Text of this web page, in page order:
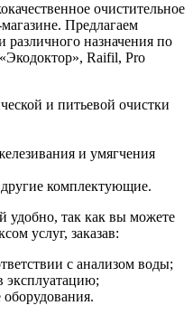
очистительное
Предлагаем
назначения по
Raifil, Pro
и питьевой очистки
и умягчения
комплектующие.
удобно, так как вы можете
услуг, заказав:
с анализом воды;
эксплуатацию;